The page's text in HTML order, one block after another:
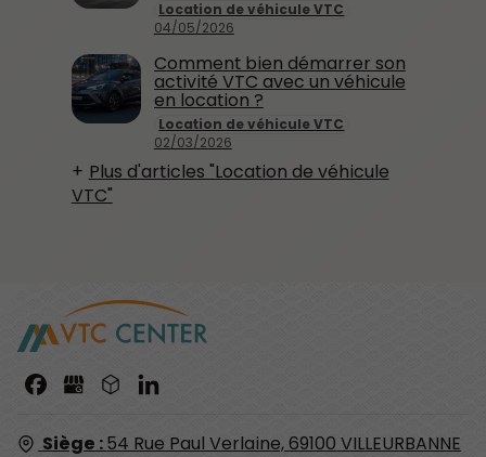
Location de véhicule VTC
04/05/2026
Location de véhicule VTC
02/03/2026
Comment bien démarrer son
activité VTC avec un véhicule
en location ?
Plus d'articles "Location de véhicule
VTC"
Siège :54 Rue Paul Verlaine,69100 VILLEURBANNE